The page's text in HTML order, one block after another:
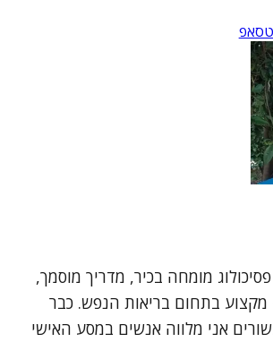
מומחה בכיר, מדריך מוסמך,
בתחום בריאות הנפש. כבר
אני מלווה אנשים במסע האישי